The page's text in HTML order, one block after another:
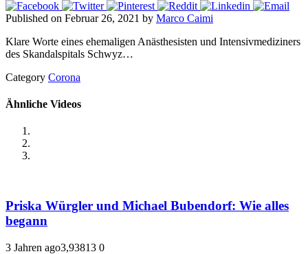
Published on Februar 26, 2021 by Marco Caimi
Klare Worte eines ehemaligen Anästhesisten und Intensivmediziners
des Skandalspitals Schwyz…
Category Corona
Ähnliche Videos
Priska Würgler und Michael Bubendorf: Wie alles
begann
3 Jahren ago3,93813 0